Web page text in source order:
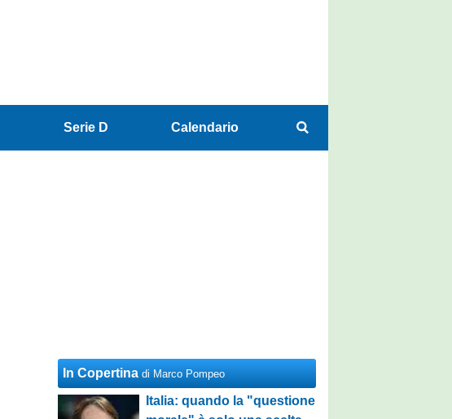
Serie D Calendario
In Copertina di Marco Pompeo
Italia: quando la "questione